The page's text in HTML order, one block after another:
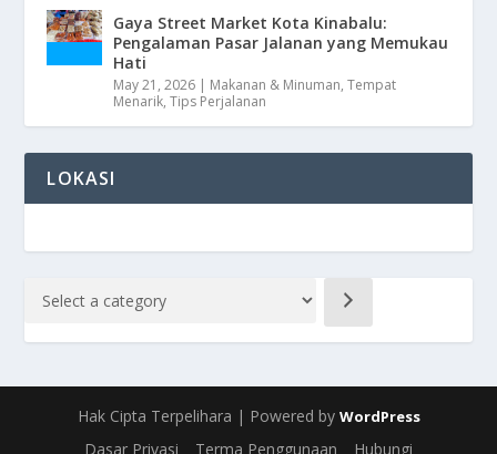
Gaya Street Market Kota Kinabalu:
Pengalaman Pasar Jalanan yang Memukau
Hati
May 21, 2026 | Makanan & Minuman,Tempat
Menarik,Tips Perjalanan
LOKASI
Hak Cipta Terpelihara | Powered by WordPress
Dasar Privasi Terma Penggunaan Hubungi